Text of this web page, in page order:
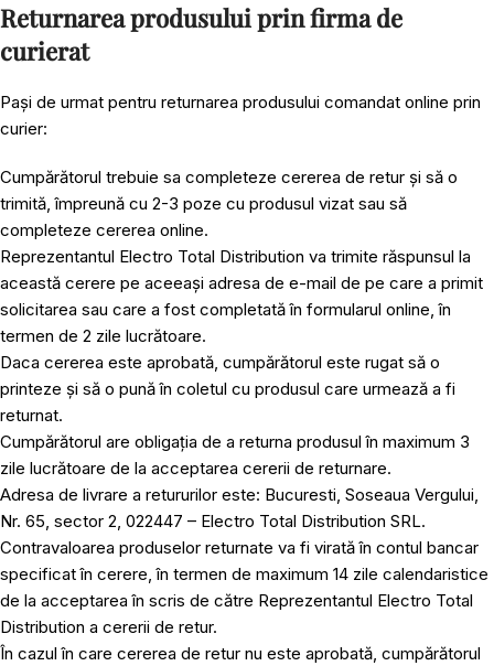
Returnarea produsului prin firma de
curierat
Pași de urmat pentru returnarea produsului comandat online prin
curier:
Cumpărătorul trebuie sa completeze cererea de retur și să o
trimită, împreună cu 2-3 poze cu produsul vizat sau să
completeze cererea online.
Reprezentantul Electro Total Distribution va trimite răspunsul la
această cerere pe aceeași adresa de e-mail de pe care a primit
solicitarea sau care a fost completată în formularul online, în
termen de 2 zile lucrătoare.
Daca cererea este aprobată, cumpărătorul este rugat să o
printeze și să o pună în coletul cu produsul care urmează a fi
returnat.
Cumpărătorul are obligația de a returna produsul în maximum 3
zile lucrătoare de la acceptarea cererii de returnare.
Adresa de livrare a retururilor este: Bucuresti, Soseaua Vergului,
Nr. 65, sector 2, 022447 – Electro Total Distribution SRL.
Contravaloarea produselor returnate va fi virată în contul bancar
specificat în cerere, în termen de maximum 14 zile calendaristice
de la acceptarea în scris de către Reprezentantul Electro Total
Distribution a cererii de retur.
În cazul în care cererea de retur nu este aprobată, cumpărătorul